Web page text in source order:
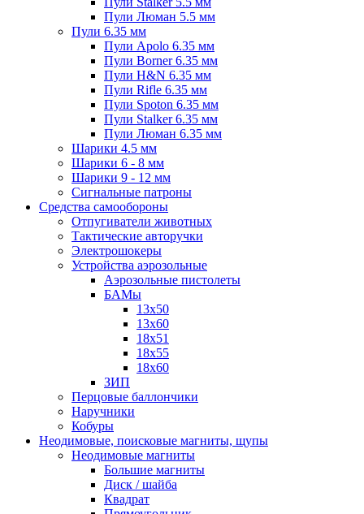
Пули Люман 5.5 мм
Пули 6.35 мм
Пули Apolo 6.35 мм
Пули Borner 6.35 мм
Пули H&N 6.35 мм
Пули Rifle 6.35 мм
Пули Spoton 6.35 мм
Пули Stalker 6.35 мм
Пули Люман 6.35 мм
Шарики 4.5 мм
Шарики 6 - 8 мм
Шарики 9 - 12 мм
Сигнальные патроны
Средства самообороны
Отпугиватели животных
Тактические авторучки
Электрошокеры
Устройства аэрозольные
Аэрозольные пистолеты
БАМы
13х50
13х60
18х51
18х55
18х60
ЗИП
Перцовые баллончики
Наручники
Кобуры
Неодимовые, поисковые магниты, щупы
Неодимовые магниты
Большие магниты
Диск / шайба
Квадрат